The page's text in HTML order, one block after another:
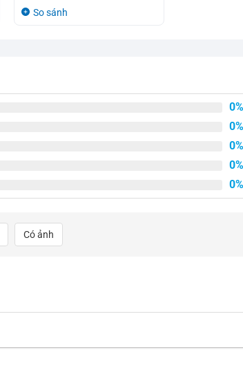
gốc
hiệnSo sánh
0%
0%
0%
0%
0%
Có ảnh